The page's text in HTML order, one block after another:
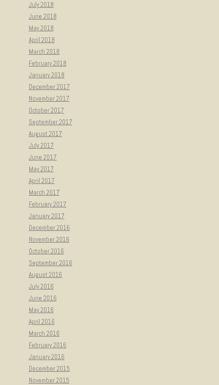
July 2018
June 2018
May 2018
April 2018
March 2018
February 2018
January 2018
December 2017
November 2017
October 2017
September 2017
August 2017
July 2017
June 2017
May 2017
April 2017
March 2017
February 2017
January 2017
December 2016
November 2016
October 2016
September 2016
August 2016
July 2016
June 2016
May 2016
April 2016
March 2016
February 2016
January 2016
December 2015
November 2015